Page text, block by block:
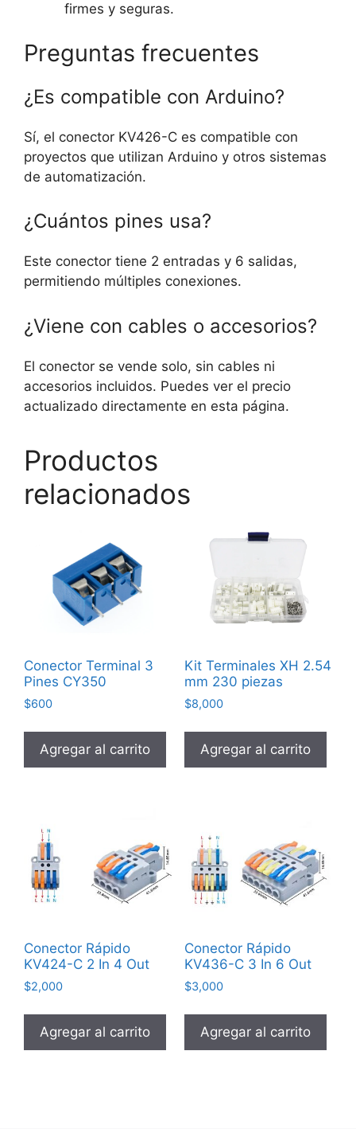
firmes y seguras.
Preguntas frecuentes
¿Es compatible con Arduino?
Sí, el conector KV426-C es compatible con
proyectos que utilizan Arduino y otros sistemas
de automatización.
¿Cuántos pines usa?
Este conector tiene 2 entradas y 6 salidas,
permitiendo múltiples conexiones.
¿Viene con cables o accesorios?
El conector se vende solo, sin cables ni
accesorios incluidos. Puedes ver el precio
actualizado directamente en esta página.
Productos
relacionados
Conector Terminal 3
Pines CY350
$600
Agregar al carrito
Kit Terminales XH 2.54
mm 230 piezas
$8,000
Agregar al carrito
Conector Rápido
KV424-C 2 In 4 Out
$2,000
Agregar al carrito
Conector Rápido
KV436-C 3 In 6 Out
$3,000
Agregar al carrito